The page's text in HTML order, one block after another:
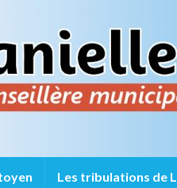
Les tribulations de